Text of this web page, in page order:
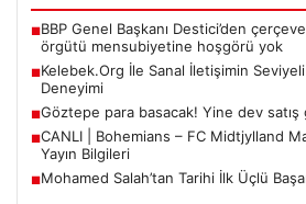
■BBP Genel Başkanı Destici’den
örgütü mensubiyetine hoşgörü yok
■Kelebek.Org İle Sanal İletişimin
Deneyimi
■Göztepe para basacak! Yine dev satış
■CANLI | Bohemians – FC Midtjylland
Yayın Bilgileri
■Mohamed Salah’tan Tarihi İlk Üçlü